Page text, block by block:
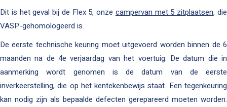
Dit is het geval bij de Flex 5, onze campervan met 5 zitplaatsen, die
VASP-gehomologeerd is.
De eerste technische keuring moet uitgevoerd worden binnen de 6
maanden na de 4e verjaardag van het voertuig. De datum die in
aanmerking wordt genomen is de datum van de eerste
inverkeerstelling, die op het kentekenbewijs staat. Een tegenkeuring
kan nodig zijn als bepaalde defecten gerepareerd moeten worden.